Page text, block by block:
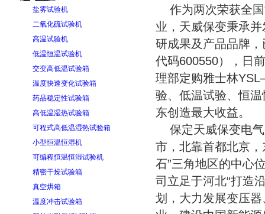
盐雾试验机
二氧化硫试验机
高温试验机
低温恒温试验机
交变高低温试验箱
温度快速变化试验箱
药品稳定性试验箱
高低温湿热试验箱
可程式高低温湿热试验箱
小型恒温恒湿机
可编程恒温恒湿试验机
精密干燥试验箱
真空烘箱
温度冲击试验箱
作为两次荣获全国
业，天威保变秉承
研成果及产品品牌
代码600550），日
理部定购雅士林
验、低温试验、恒
东创造最大收益。
保定天威保变电气
市，北靠首都北京
石”三角地区的中心
司立足于河北“打造
划，大力发展变压